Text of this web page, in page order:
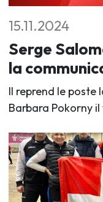
15.11.2024
Serge
la
Il reprend le poste
Barbara Pokorny il